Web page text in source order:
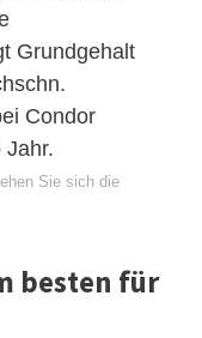
Grundgehalt
Condor
Jahr.
Sie sich die
besten für